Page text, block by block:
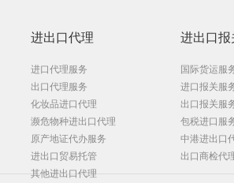
进出口代理
进口代理服务
出口代理服务
化妆品进口代理
濒危物种进出口代理
原产地证代办服务
进出口贸易托管
其他进出口代理
进出口报
国际货运服
进口报关服
出口报关服
包税进口服
中港进出口
出口商检代